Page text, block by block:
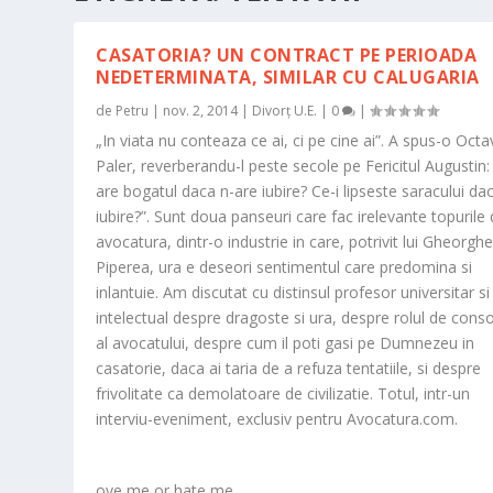
CASATORIA? UN CONTRACT PE PERIOADA
NEDETERMINATA, SIMILAR CU CALUGARIA
de Petru | nov. 2, 2014| Divorț U.E. | 0 |
„In viata nu conteaza ce ai, ci pe cine ai”. A spus-o
Paler, reverberandu-l peste secole pe Fericitul Augustin:
are bogatul daca n-are iubire? Ce-i lipseste saracului
iubire?”. Sunt doua panseuri care fac irelevante topurile
avocatura, dintr-o industrie in care, potrivit lui Gheorghe
Piperea, ura e deseori sentimentul care predomina si
inlantuie. Am discutat cu distinsul profesor universitar si
intelectual despre dragoste si ura, despre rolul de
al avocatului, despre cum il poti gasi pe Dumnezeu in
casatorie, daca ai taria de a refuza tentatiile, si despre
frivolitate ca demolatoare de civilizatie. Totul, intr-un
interviu-eveniment, exclusiv pentru Avocatura.com.